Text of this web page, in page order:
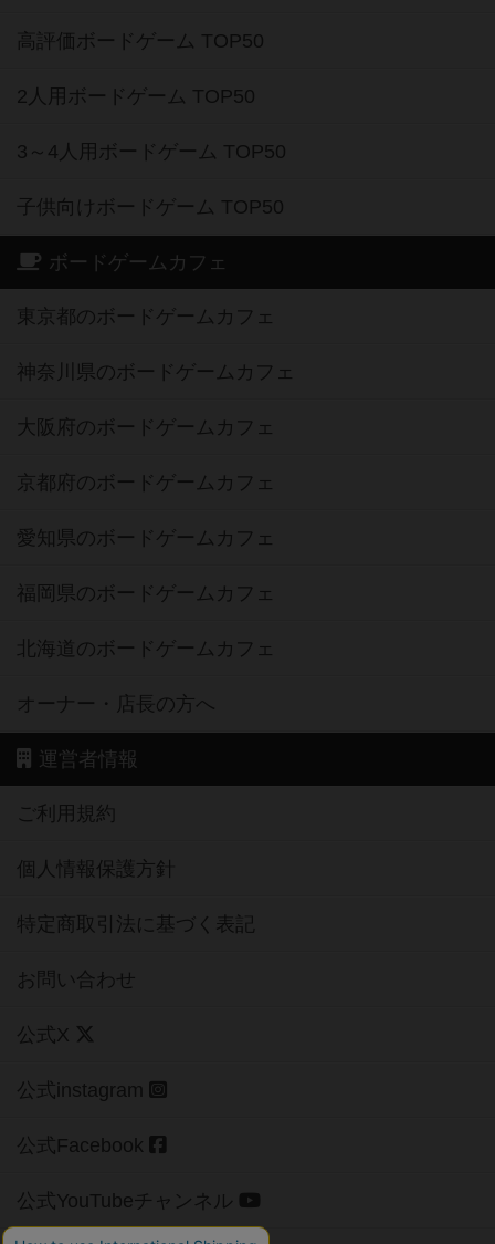
高評価ボードゲーム TOP50
2人用ボードゲーム TOP50
3～4人用ボードゲーム TOP50
子供向けボードゲーム TOP50
ボードゲームカフェ
東京都のボードゲームカフェ
神奈川県のボードゲームカフェ
大阪府のボードゲームカフェ
京都府のボードゲームカフェ
愛知県のボードゲームカフェ
福岡県のボードゲームカフェ
北海道のボードゲームカフェ
オーナー・店長の方へ
運営者情報
ご利用規約
個人情報保護方針
特定商取引法に基づく表記
お問い合わせ
公式X
公式instagram
公式Facebook
公式YouTubeチャンネル